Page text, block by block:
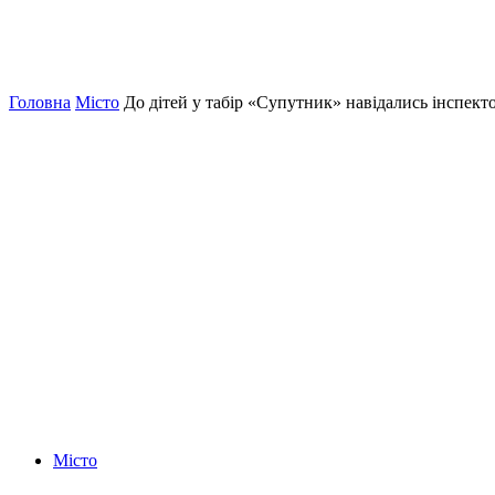
Головна Місто До дітей у табір «Супутник» навідались
Місто